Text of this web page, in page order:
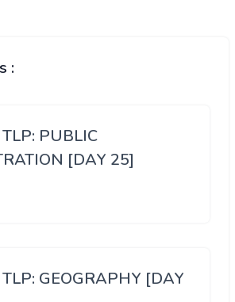
:
PUBLIC
[DAY 25]
GEOGRAPHY [DAY